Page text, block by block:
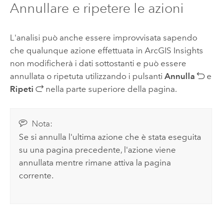
Annullare e ripetere le azioni
L'analisi può anche essere improvvisata sapendo
che qualunque azione effettuata in ArcGIS Insights
non modificherà i dati sottostanti e può essere
annullata o ripetuta utilizzando i pulsanti Annulla
e
Ripeti
nella parte superiore della pagina.
Nota:
Se si annulla l'ultima azione che è stata eseguita
su una pagina precedente, l'azione viene
annullata mentre rimane attiva la pagina
corrente.